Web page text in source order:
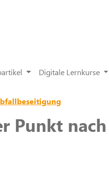
Digitale Lernkurse
Punkt